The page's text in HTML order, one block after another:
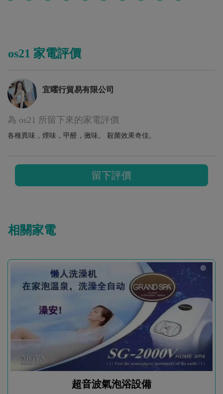
os21 家電評價
宜曜行貿易有限公司
為 os21 所留下來的家電評價
各種異味，煙味，甲醛，黴味。 殺菌效果奇佳。
留下評價
相關家電
超音波氣泡浴設備